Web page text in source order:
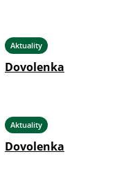
Aktuality
Dovolenka
Aktuality
Dovolenka